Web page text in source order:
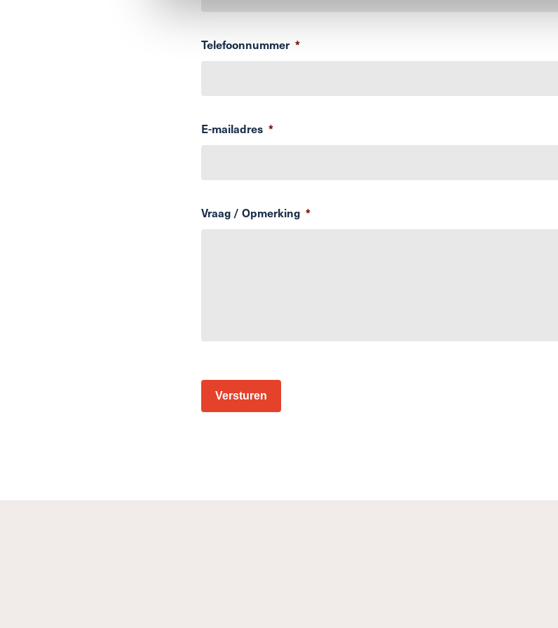
Telefoonnummer *
E-mailadres *
Vraag / Opmerking *